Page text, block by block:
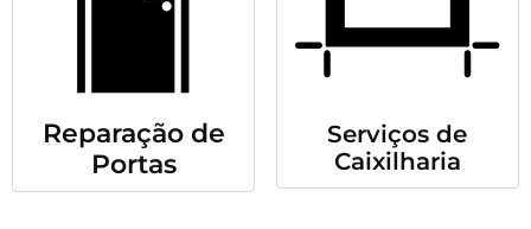
Reparação de
Portas
Serviços de
Caixilharia